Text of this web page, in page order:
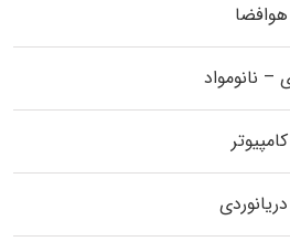
– نانومواد